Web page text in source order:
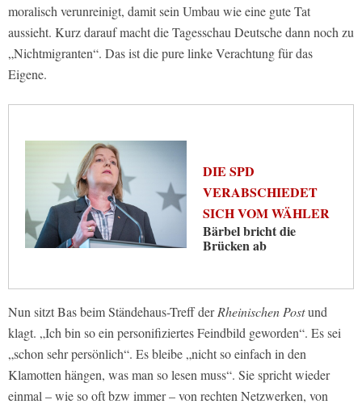
moralisch verunreinigt, damit sein Umbau wie eine gute Tat
aussieht. Kurz darauf macht die Tagesschau Deutsche dann noch zu
„Nichtmigranten“. Das ist die pure linke Verachtung für das
Eigene.
DIE SPD
VERABSCHIEDET
SICH VOM WÄHLER
Bärbel bricht die
Brücken ab
Nun sitzt Bas beim Ständehaus-Treff derRheinischen Postund
klagt. „Ich bin so ein personifiziertes Feindbild geworden“. Es sei
„schon sehr persönlich“. Es bleibe „nicht so einfach in den
Klamotten hängen, was man so lesen muss“. Sie spricht wieder
einmal – wie so oft bzw immer – von rechten Netzwerken, von